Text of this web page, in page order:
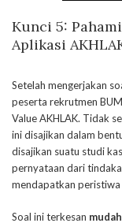
Kunci 5:
Aplikasi
Setelah mengerjakan
peserta rekrutmen
Value AKHLAK. Tidak
ini disajikan dalam
disajikan suatu studi
pernyataan dari
mendapatkan
Soal ini terkesan mudah